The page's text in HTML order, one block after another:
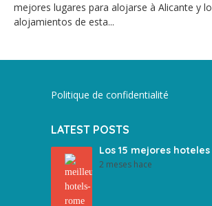
mejores lugares para alojarse à Alicante y
alojamientos de esta...
Politique de confidentialité
LATEST POSTS
Los 15 mejores
2 meses hace